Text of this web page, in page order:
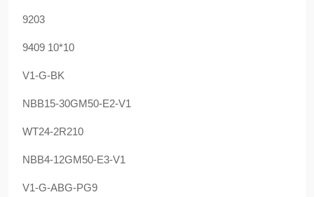
9203
9409 10*10
V1-G-BK
NBB15-30GM50-E2-V1
WT24-2R210
NBB4-12GM50-E3-V1
V1-G-ABG-PG9